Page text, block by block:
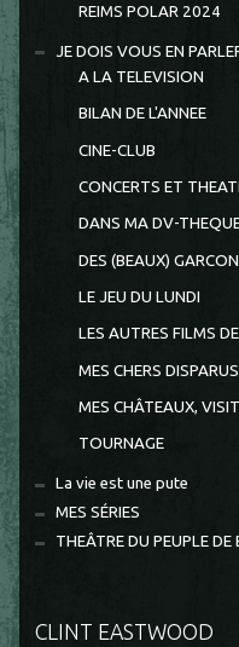
REIMS POLAR 2024
JE DOIS VOUS EN
A LA TELEVISION
BILAN DE L'ANNEE
CINE-CLUB
CONCERTS ET
DANS MA DV-
DES (BEAUX)
LE JEU DU LUNDI
LES AUTRES FILMS
MES CHERS DISPARUS
MES CHÂTEAUX,
TOURNAGE
La vie est une pute
MES SÉRIES
THEÂTRE DU PEUPLE DE
CLINT EASTWOOD